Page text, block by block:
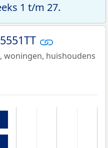
1 t/m 27.
woningen, huishoudens